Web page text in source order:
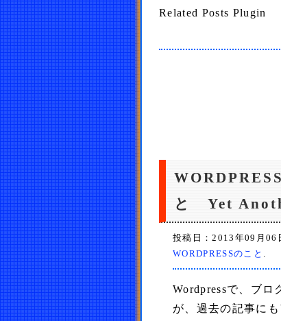
Related Posts Plugin
と Yet
投稿日：2013年09月
WORDPRESSのこと .
Wordpressで、ブロ
が、過去の記事に